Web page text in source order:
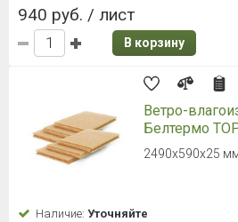
940 руб. / лист
В корзину
Ветро-
Белтермо
2490х590х25
Наличие: Уточняйте